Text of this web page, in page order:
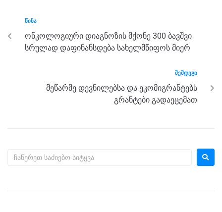
b
o
o
g
er
m p
p
ᲬᲘᲜᲐ
ონკოლოგიური დიაგნოზის მქონე 300 ბავშვი
სრულად დაფინანსდება სახელმწიფოს მიერ
ᲨᲔᲛᲓᲔᲒᲘ
მეწარმე დევნილებსა და ეკომიგრანტებს
გრანტები გადაეცემათ